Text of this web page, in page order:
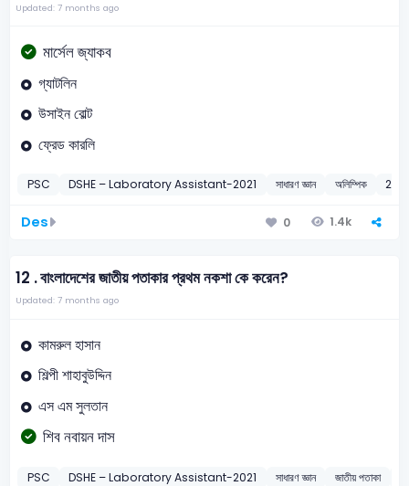
Updated: 7 months ago
মার্সেল জ্যাকব
গ্যাটলিন
উসাইন বোল্ট
ফ্রেড কারলি
PSC DSHE – Laboratory Assistant-2021 সাধারণ জ্ঞান অলিম্পিক 2021
Des 0 1.4k
12 .বাংলাদেশের জাতীয় পতাকার প্রথম নকশা কে করেন?
Updated: 7 months ago
কামরুল হাসান
শিল্পী শাহাবুউদ্দিন
এস এম সুলতান
শিব নবায়ন দাস
PSC DSHE – Laboratory Assistant-2021 সাধারণ জ্ঞান জাতীয় পতাকা